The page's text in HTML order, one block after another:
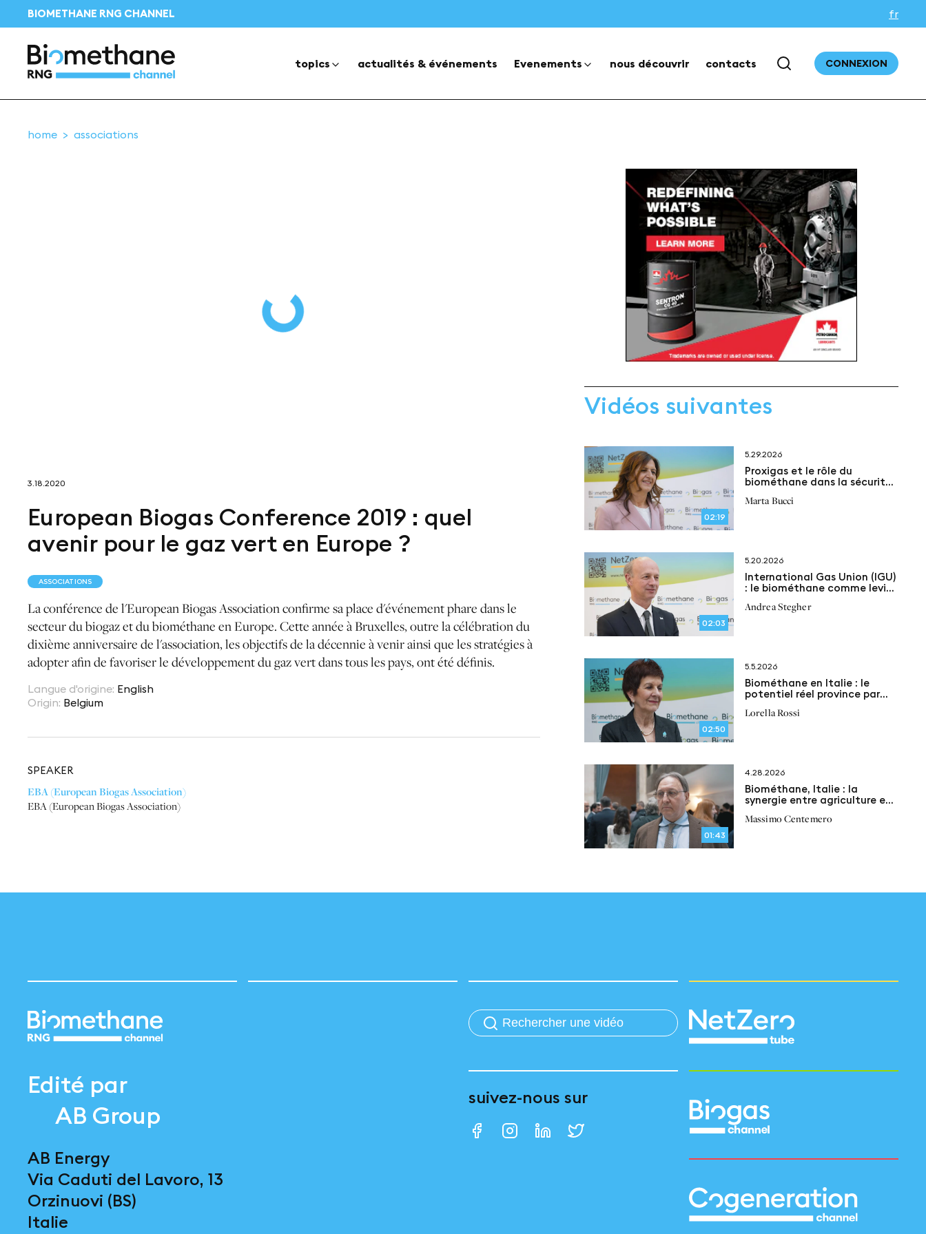
BIOMETHANE RNG CHANNEL fr
topics actualités & événements Evenements nous découvrir contacts CONNEXION
home associations
3.18.2020
European Biogas Conference 2019 : quel
avenir pour le gaz vert en Europe ?
ASSOCIATIONS
La conférence de l'European Biogas Association confirme sa place d'événement phare dans le
secteur du biogaz et du biométhane en Europe. Cette année à Bruxelles, outre la célébration du
dixième anniversaire de l'association, les objectifs de la décennie à venir ainsi que les stratégies à
adopter afin de favoriser le développement du gaz vert dans tous les pays, ont été définis.
Langue d'origine: English
Origin: Belgium
SPEAKER
EBA (European Biogas Association)
EBA (European Biogas Association)
Vidéos suivantes
02:19
5.29.2026
Proxigas et le rôle du
biométhane dans la sécurité
Marta Bucci
02:03
5.20.2026
International Gas Union (IGU)
: le biométhane comme levier
en évolution
Andrea Stegher
02:50
5.5.2026
Biométhane en Italie : le
potentiel réel province par
Lorella Rossi
01:43
4.28.2026
Biométhane, Italie : la
synergie entre agriculture et
Massimo Centemero
Edité par
AB Group
AB Energy
Via Caduti del Lavoro, 13
Orzinuovi (BS)
Italie
suivez-nous sur